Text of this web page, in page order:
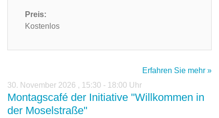
Preis:
Kostenlos
Erfahren Sie mehr »
30. November 2026 , 15:30 - 18:00 Uhr
Montagscafé der Initiative "Willkommen in
der Moselstraße"